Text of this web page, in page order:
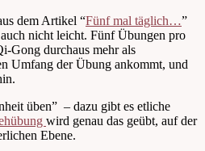
dem Artikel “Fünf mal täglich…”
nicht leicht. Fünf Übungen pro
Gong durchaus mehr als
Umfang der Übung ankommt, und
üben” – dazu gibt es etliche
wird genau das geübt, auf der
Ebene.